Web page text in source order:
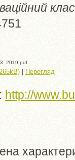
| Перегляд
http://